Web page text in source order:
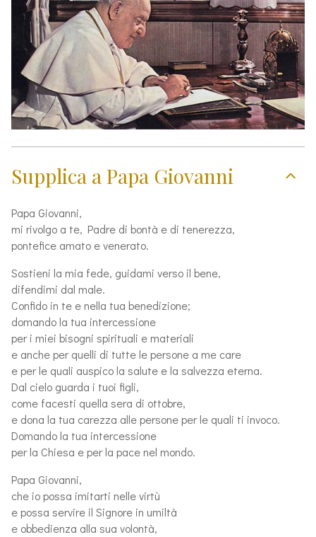
Supplica a Papa Giovanni
Papa Giovanni,
mi rivolgo a te, Padre di bontà e di tenerezza,
pontefice amato e venerato.
Sostieni la mia fede, guidami verso il bene,
difendimi dal male.
Confido in te e nella tua benedizione;
domando la tua intercessione
per i miei bisogni spirituali e materiali
e anche per quelli di tutte le persone a me care
e per le quali auspico la salute e la salvezza eterna.
Dal cielo guarda i tuoi figli,
come facesti quella sera di ottobre,
e dona la tua carezza alle persone per le quali ti invoco.
Domando la tua intercessione
per la Chiesa e per la pace nel mondo.
Papa Giovanni,
che io possa imitarti nelle virtù
e possa servire il Signore in umiltà
e obbedienza alla sua volontà,